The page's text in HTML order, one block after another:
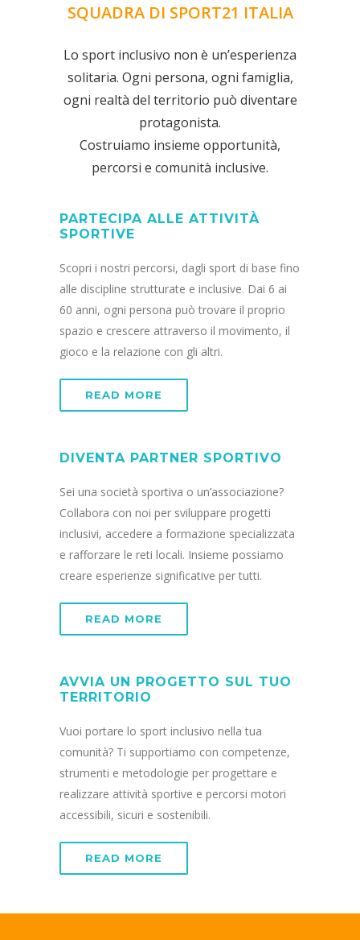
SQUADRA DI SPORT21 ITALIA
Lo sport inclusivo non è un’esperienza
solitaria. Ogni persona, ogni famiglia,
ogni realtà del territorio può diventare
protagonista.
Costruiamo insieme opportunità,
percorsi e comunità inclusive.
PARTECIPA ALLE ATTIVITÀ
SPORTIVE
Scopri i nostri percorsi, dagli sport di base fino
alle discipline strutturate e inclusive. Dai 6 ai
60 anni, ogni persona può trovare il proprio
spazio e crescere attraverso il movimento, il
gioco e la relazione con gli altri.
READ MORE
DIVENTA PARTNER SPORTIVO
Sei una società sportiva o un’associazione?
Collabora con noi per sviluppare progetti
inclusivi, accedere a formazione specializzata
e rafforzare le reti locali. Insieme possiamo
creare esperienze significative per tutti.
READ MORE
AVVIA UN PROGETTO SUL TUO
TERRITORIO
Vuoi portare lo sport inclusivo nella tua
comunità? Ti supportiamo con competenze,
strumenti e metodologie per progettare e
realizzare attività sportive e percorsi motori
accessibili, sicuri e sostenibili.
READ MORE